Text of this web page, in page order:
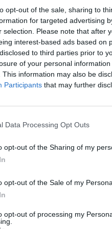
opt-out of the sale, sharing to
for targeted advertising
selection. Please note that after
interest-based ads based on
to third parties prior to
of your personal
This information may also be
Participants that may further
Data Processing Opt Outs
opt-out of the Sharing of my
opt-out of the Sale of my
opt-out of processing my
10 - 40 mm / G3/8 - G1
maks. 1 MPa
Petrochemia i
Energeryka,
Przemysł
produkt
z